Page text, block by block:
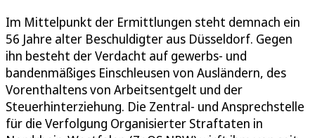
Im Mittelpunkt der Ermittlungen steht demnach ein
56 Jahre alter Beschuldigter aus Düsseldorf. Gegen
ihn besteht der Verdacht auf gewerbs- und
bandenmäßiges Einschleusen von Ausländern, des
Vorenthaltens von Arbeitsentgelt und der
Steuerhinterziehung. Die Zentral- und Ansprechstelle
für die Verfolgung Organisierter Straftaten in